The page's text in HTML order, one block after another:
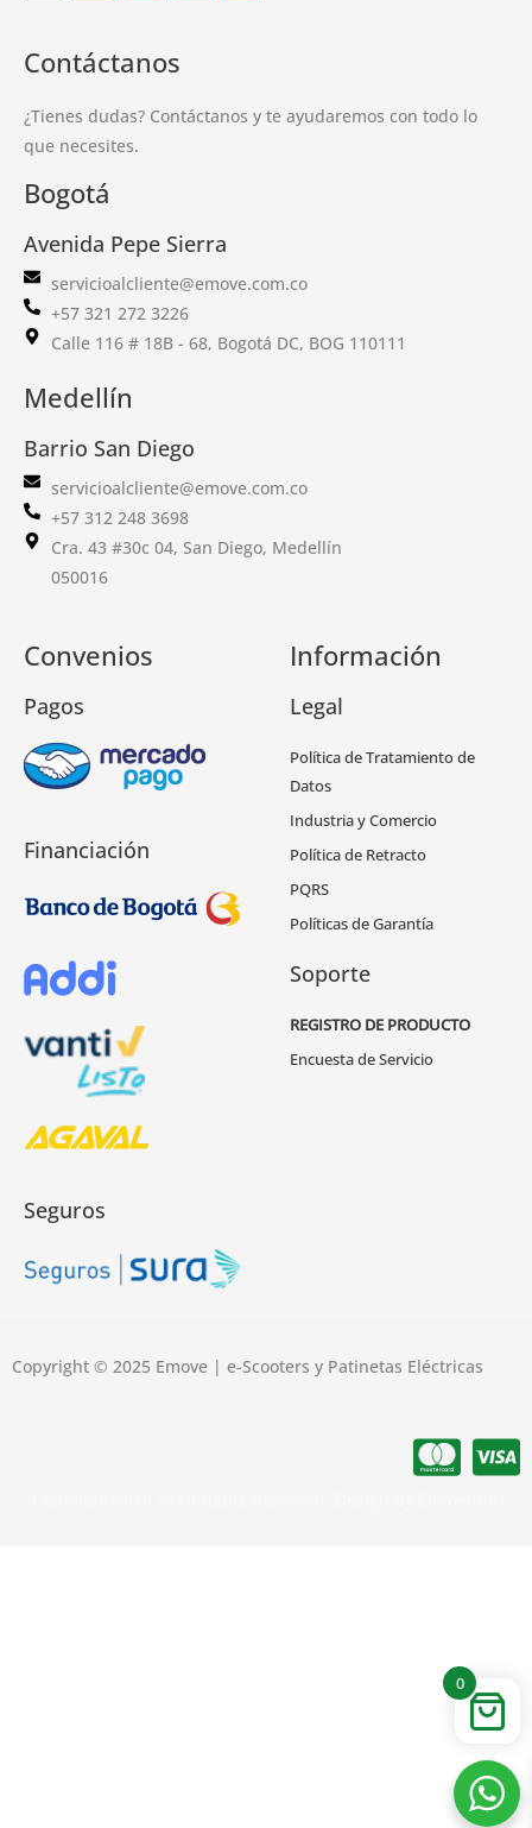
0
Contáctanos
¿Tienes dudas? Contáctanos y te ayudaremos con todo lo
que necesites.
Bogotá
Avenida Pepe Sierra
servicioalcliente@emove.com.co
+57 321 272 3226
Calle 116 # 18B - 68, Bogotá DC, BOG 110111
Medellín
Barrio San Diego
servicioalcliente@emove.com.co
+57 312 248 3698
Cra. 43 #30c 04, San Diego, Medellín
050016
Convenios
Pagos
Financiación
Seguros
Información
Legal
Política de Tratamiento de
Datos
Industria y Comercio
Política de Retracto
PQRS
Políticas de Garantía
Soporte
REGISTRO DE PRODUCTO
Encuesta de Servicio
Copyright © 2025 Emove | e-Scooters y Patinetas Eléctricas